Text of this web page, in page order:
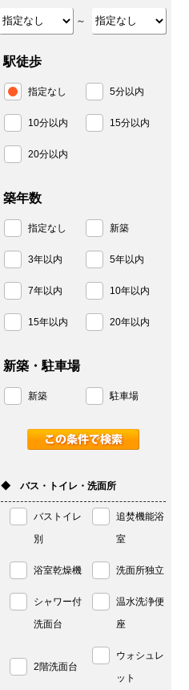
～
駅徒歩
指定なし 5分以内
10分以内 15分以内
20分以内
築年数
指定なし 新築
3年以内 5年以内
7年以内 10年以内
15年以内 20年以内
新築・駐車場
新築 駐車場
◆ バス・トイレ・洗面所
バストイレ
別
追焚機能浴
室
浴室乾燥機 洗面所独立
シャワー付
洗面台
温水洗浄便
座
2階洗面台
ウォシュレ
ット